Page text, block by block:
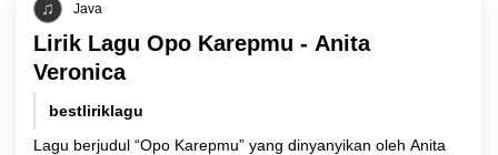
Java
Lirik Lagu Opo Karepmu - Anita
Veronica
bestliriklagu
Lagu berjudul “Opo Karepmu” yang dinyanyikan oleh Anita